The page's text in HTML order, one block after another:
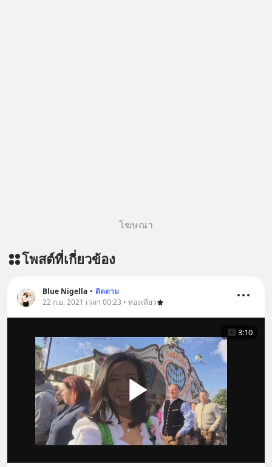
เครียด หลับยาก ผมอยากแนะนำ
บรรเทาความเครียด ลดความวิตกกังวล
หลับมีประสิทธิภาพมากยิ่งขึ้น 📍 สนใจ
สั่งซื้อสินค้า Diip CBD 💬 LINE :
@diipgeek 🔗 หรือกดลิงก์
โฆษณา
โพสต์ที่เกี่ยวข้อง
Blue Nigella • ติดตาม
22 ก.ย. 2021 เวลา 00:23 • ท่องเที่ยว
3:10